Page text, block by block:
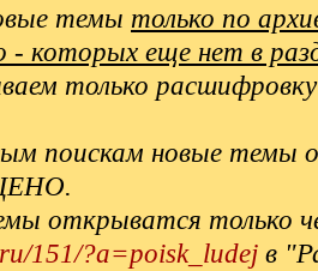
темы только по
- которых еще нет в
только
поискам новые темы
открыватся только
151/?a=poisk_ludej в